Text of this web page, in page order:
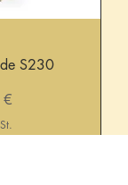
S230